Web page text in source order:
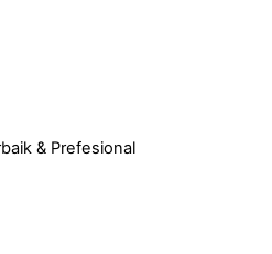
& Prefesional